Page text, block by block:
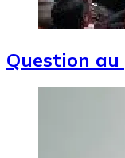
Question